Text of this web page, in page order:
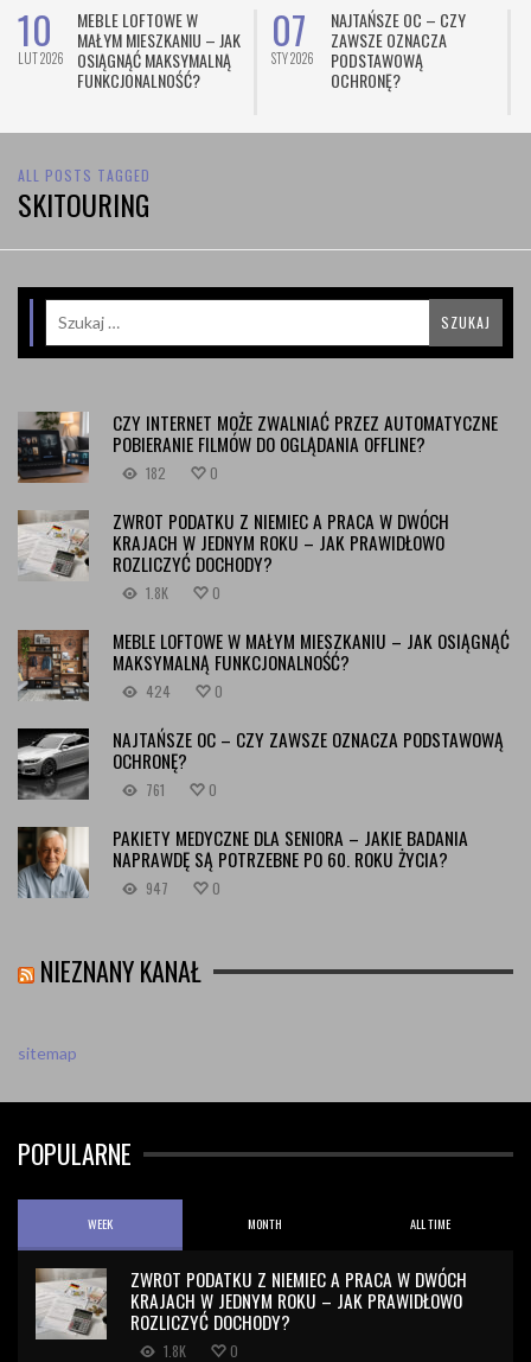
10
LUT 2026
MEBLE LOFTOWE W
MAŁYM MIESZKANIU – JAK
OSIĄGNĄĆ MAKSYMALNĄ
FUNKCJONALNOŚĆ?
07
STY 2026
NAJTAŃSZE OC – CZY
ZAWSZE OZNACZA
PODSTAWOWĄ
OCHRONĘ?
ALL POSTS TAGGED
SKITOURING
CZY INTERNET MOŻE ZWALNIAĆ PRZEZ AUTOMATYCZNE
POBIERANIE FILMÓW DO OGLĄDANIA OFFLINE?
182 0
ZWROT PODATKU Z NIEMIEC A PRACA W DWÓCH
KRAJACH W JEDNYM ROKU – JAK PRAWIDŁOWO
ROZLICZYĆ DOCHODY?
1.8K 0
MEBLE LOFTOWE W MAŁYM MIESZKANIU – JAK OSIĄGNĄĆ
MAKSYMALNĄ FUNKCJONALNOŚĆ?
424 0
NAJTAŃSZE OC – CZY ZAWSZE OZNACZA PODSTAWOWĄ
OCHRONĘ?
761 0
PAKIETY MEDYCZNE DLA SENIORA – JAKIE BADANIA
NAPRAWDĘ SĄ POTRZEBNE PO 60. ROKU ŻYCIA?
947 0
NIEZNANY KANAŁ
sitemap
POPULARNE
WEEK MONTH ALL TIME
ZWROT PODATKU Z NIEMIEC A PRACA W DWÓCH
KRAJACH W JEDNYM ROKU – JAK PRAWIDŁOWO
ROZLICZYĆ DOCHODY?
1.8K 0